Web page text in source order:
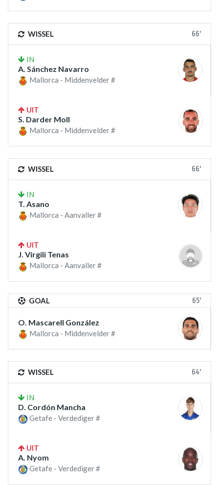
WISSEL 66'
IN
A. Sánchez Navarro
Mallorca - Middenvelder #
UIT
S. Darder Moll
Mallorca - Middenvelder #
WISSEL 66'
IN
T. Asano
Mallorca - Aanvaller #
UIT
J. Virgili Tenas
Mallorca - Aanvaller #
GOAL 65'
O. Mascarell González
Mallorca - Middenvelder #
WISSEL 64'
IN
D. Cordón Mancha
Getafe - Verdediger #
UIT
A. Nyom
Getafe - Verdediger #